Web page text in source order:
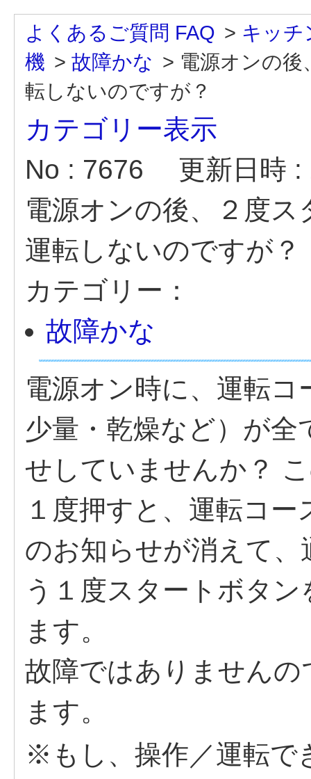
よくあるご質問 FAQ > キッチ
機 > 故障かな > 電源オンの
転しないのですが？
カテゴリー表示
No : 7676
更新日時
電源オンの後、２度
運転しないのですが？
カテゴリー：
故障かな
電源オン時に、運転
少量・乾燥など）が
せしていませんか？
１度押すと、運転コ
のお知らせが消えて
う１度スタートボタ
ます。
故障ではありません
ます。
※もし、操作／運転で